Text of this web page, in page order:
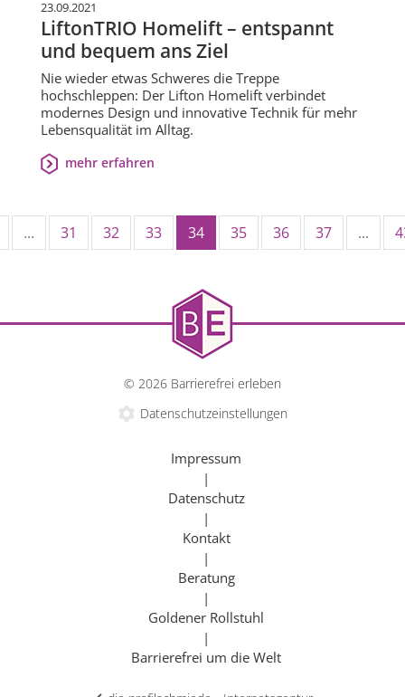
23.09.2021
LiftonTRIO Homelift – entspannt
und bequem ans Ziel
Nie wieder etwas Schweres die Treppe
hochschleppen: Der Lifton Homelift verbindet
modernes Design und innovative Technik für mehr
Lebensqualität im Alltag.
mehr erfahren
... 31 32 33 34 35 36 37 ...
© 2026 Barrierefrei erleben
Datenschutzeinstellungen
Impressum
|
Datenschutz
|
Kontakt
|
Beratung
|
Goldener Rollstuhl
|
Barrierefrei um die Welt